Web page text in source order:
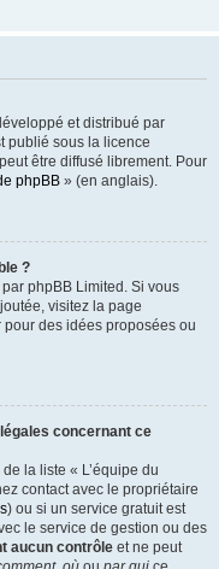
et distribué par
publié sous la licence
être diffusé librement. Pour
phpBB » (en anglais).
?
phpBB Limited. Si vous
visitez la page
des idées proposées ou
concernant ce
la liste « L’équipe du
contact avec le propriétaire
) ou si un service gratuit est
le service de gestion ou des
aucun contrôle et ne peut